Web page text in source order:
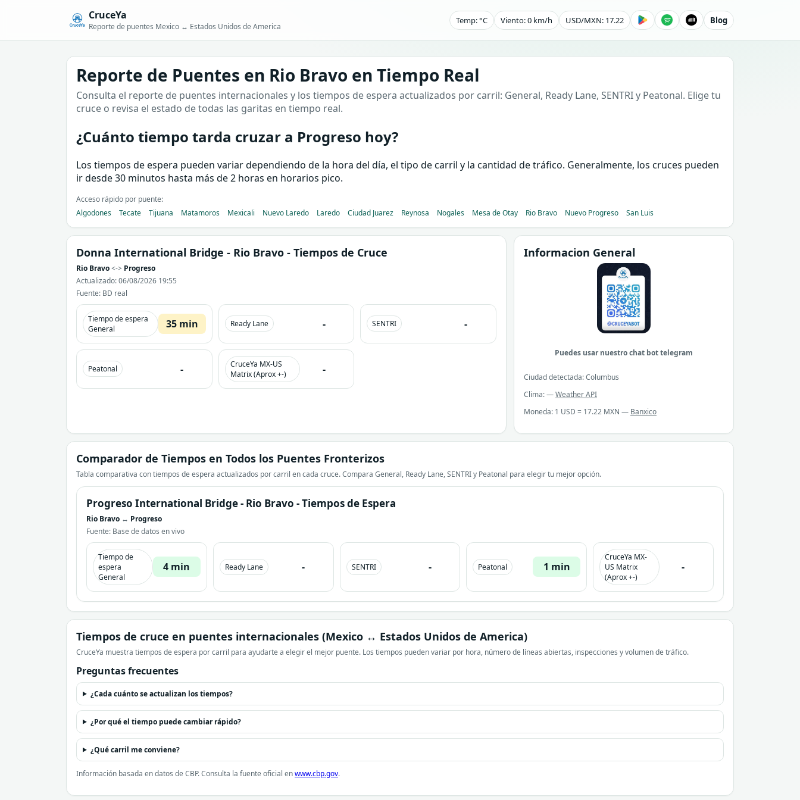
CruceYa
Reporte de puentes Mexico ↔ Estados Unidos de America
Temp: °C Viento: 0 km/h USD/MXN: 17.22 Blog
Reporte de Puentes en Rio Bravo en Tiempo Real
Consulta el reporte de puentes internacionales y los tiempos de espera actualizados por carril: General, Ready Lane, SENTRI y Peatonal. Elige tu
cruce o revisa el estado de todas las garitas en tiempo real.
¿Cuánto tiempo tarda cruzar a Progreso hoy?
Los tiempos de espera pueden variar dependiendo de la hora del día, el tipo de carril y la cantidad de tráfico. Generalmente, los cruces pueden
ir desde 30 minutos hasta más de 2 horas en horarios pico.
Acceso rápido por puente:
Algodones
Tecate Tijuana Matamoros Mexicali Nuevo Laredo Laredo Ciudad Juarez Reynosa Nogales Mesa de Otay Rio Bravo Nuevo Progreso San Luis
Donna International Bridge - Rio Bravo - Tiempos de Cruce
Rio Bravo<-> Progreso
Actualizado: 06/08/2026 19:55
Fuente: BD real
Tiempo de espera
General
35 min Ready Lane - SENTRI -
Peatonal -
CruceYa MX-US
Matrix (Aprox +-)
-
Informacion General
Puedes usar nuestro chat bot telegram
Ciudad detectada: Columbus
Clima: —Weather API
Moneda: 1 USD = 17.22 MXN — Banxico
Comparador de Tiempos en Todos los Puentes Fronterizos
Tabla comparativa con tiempos de espera actualizados por carril en cada cruce. Compara General, Ready Lane, SENTRI y Peatonal para elegir tu mejor opción.
Progreso International Bridge - Rio Bravo - Tiempos de Espera
Rio Bravo ↔ Progreso
Fuente: Base de datos en vivo
Tiempo de
espera
General
4 min Ready Lane - SENTRI - Peatonal 1 min
CruceYa MX-
US Matrix
(Aprox +-)
-
Tiempos de cruce en puentes internacionales (Mexico ↔ Estados Unidos de America)
CruceYa muestra tiempos de espera por carril para ayudarte a elegir el mejor puente. Los tiempos pueden variar por hora, número de líneas abiertas, inspecciones y volumen de tráfico.
Preguntas frecuentes
¿Cada cuánto se actualizan los tiempos?
¿Por qué el tiempo puede cambiar rápido?
¿Qué carril me conviene?
Información basada en datos de CBP. Consulta la fuente oficial enwww.cbp.gov.